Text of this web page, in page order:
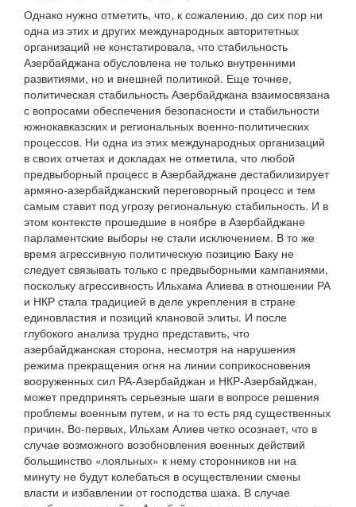
Однако нужно отметить, что, к сожалению, до сих пор ни
одна из этих и других международных авторитетных
организаций не констатировала, что стабильность
Азербайджана обусловлена не только внутренними
развитиями, но и внешней политикой. Еще точнее,
политическая стабильность Азербайджана взаимосвязана
с вопросами обеспечения безопасности и стабильности
южнокавказских и региональных военно-политических
процессов. Ни одна из этих международных организаций
в своих отчетах и докладах не отметила, что любой
предвыборный процесс в Азербайджане дестабилизирует
армяно-азербайджанский переговорный процесс и тем
самым ставит под угрозу региональную стабильность. И в
этом контексте прошедшие в ноябре в Азербайджане
парламентские выборы не стали исключением. В то же
время агрессивную политическую позицию Баку не
следует связывать только с предвыборными кампаниями,
поскольку агрессивность Ильхама Алиева в отношении РА
и НКР стала традицией в деле укрепления в стране
единовластия и позиций клановой элиты. И после
глубокого анализа трудно представить, что
азербайджанская сторона, несмотря на нарушения
режима прекращения огня на линии соприкосновения
вооруженных сил РА-Азербайджан и НКР-Азербайджан,
может предпринять серьезные шаги в вопросе решения
проблемы военным путем, и на то есть ряд существенных
причин. Во-первых, Ильхам Алиев четко осознает, что в
случае возможного возобновления военных действий
большинство «лояльных» к нему сторонников ни на
минуту не будут колебаться в осуществлении смены
власти и избавлении от господства шаха. В случае